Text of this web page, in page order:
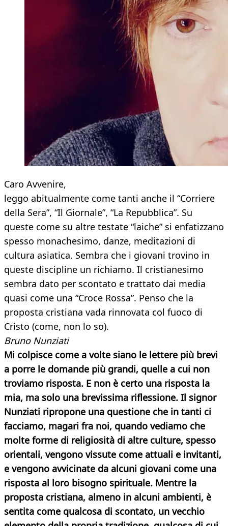
Caro Avvenire,
leggo abitualmente come tanti anche il “Corriere
della Sera”, “Il Giornale”, “La Repubblica”. Su
queste come su altre testate “laiche” si enfatizzano
spesso monachesimo, danze, meditazioni di
cultura asiatica. Sembra che i giovani trovino in
queste discipline un richiamo. Il cristianesimo
sembra dato per scontato e trattato dai media
quasi come una “Croce Rossa”. Penso che la
proposta cristiana vada rinnovata col fuoco di
Cristo (come, non lo so).
Bruno Nunziati
Mi colpisce come a volte siano le lettere più brevi
a porre le domande più grandi, quelle a cui non
troviamo risposta. E non è certo una risposta la
mia, ma solo una brevissima riflessione. Il signor
Nunziati ripropone una questione che in tanti ci
facciamo, magari fra noi, quando vediamo che
molte forme di religiosità di altre culture, spesso
orientali, vengono vissute come attuali e invitanti,
e vengono avvicinate da alcuni giovani come una
risposta al loro bisogno spirituale. Mentre la
proposta cristiana, almeno in alcuni ambienti, è
sentita come qualcosa di scontato, un vecchio